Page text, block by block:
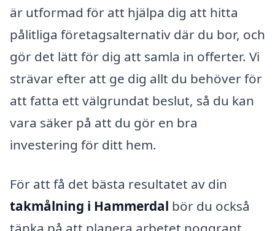
är utformad för att hjälpa dig att hitta
pålitliga företagsalternativ där du bor, och
gör det lätt för dig att samla in offerter. Vi
strävar efter att ge dig allt du behöver för
att fatta ett välgrundat beslut, så du kan
vara säker på att du gör en bra
investering för ditt hem.
För att få det bästa resultatet av din
takmålning i Hammerdal bör du också